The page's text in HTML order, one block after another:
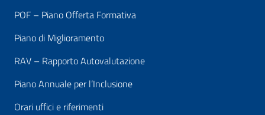
POF – Piano Offerta Formativa
Piano di Miglioramento
RAV – Rapporto Autovalutazione
Piano Annuale per l’Inclusione
Orari uffici e riferimenti